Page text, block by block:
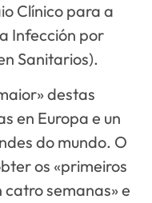
Clínico para a
Infección por
Sanitarios).
destas
en Europa e un
do mundo. O
os «primeiros
catro semanas» e